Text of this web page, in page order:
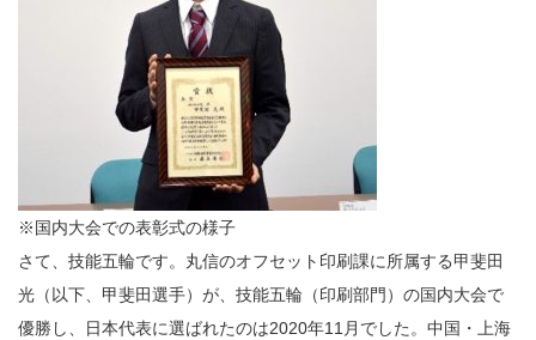
※国内大会での表彰式の様子
さて、技能五輪です。丸信のオフセット印刷課に所属する甲斐田
光（以下、甲斐田選手）が、技能五輪（印刷部門）の国内大会で
優勝し、日本代表に選ばれたのは2020年11月でした。中国・上海